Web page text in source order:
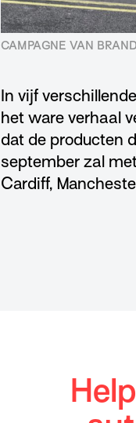
CAMPAGNE VAN
In vijf
het ware verhaal
dat de producten
september zal
Cardiff,